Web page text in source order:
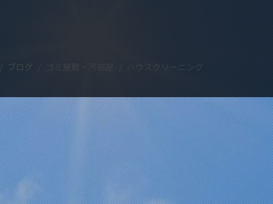
ブログ ハウスクリーニング